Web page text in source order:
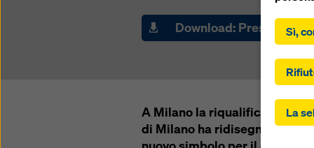
Download: Press
A Milano la riqualificazione
di Milano ha ridisegnato il
gli
ai
Sì,
La